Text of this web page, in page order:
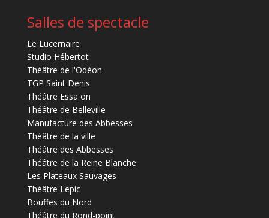
Salles de spectacle
Le Lucernaire
Studio Hébertot
Théâtre de l'Odéon
TGP Saint Denis
Théâtre Essaïon
Théâtre de Belleville
Manufacture des Abbesses
Théâtre de la ville
Théâtre des Abbesses
Théâtre de la Reine Blanche
Les Plateaux Sauvages
Théâtre Lepic
Bouffes du Nord
Théâtre du Rond-point